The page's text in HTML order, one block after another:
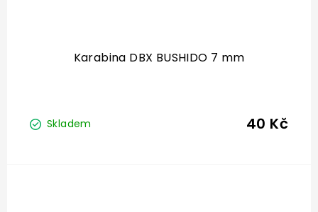
Karabina DBX BUSHIDO 7 mm
Skladem 40 Kč